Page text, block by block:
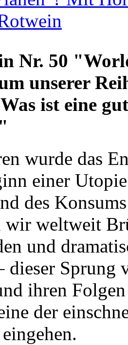
Nr. 50
unserer
ist eine
wurde das
einer
des
wir weltweit
und
dieser Sprung
ihren
der